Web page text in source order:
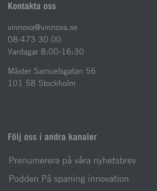
Kontakta oss
vinnova@vinnova.se
08-473 30 00
Vardagar 8:00-16:30
Mäster Samuelsgatan 56
101 58 Stockholm
Följ oss i andra kanaler
Prenumerera på våra nyhetsbrev
Podden På spaning innovation